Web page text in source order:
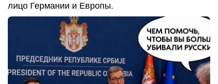
лицо Германии и Европы.